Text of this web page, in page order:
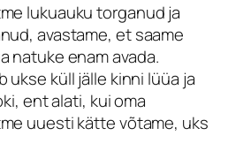
lukuauku torganud ja
avastame, et saame
natuke enam avada.
ukse küll jälle kinni lüüa ja
ent alati, kui oma
uuesti kätte võtame, uks